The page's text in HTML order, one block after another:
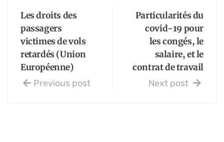
Les droits des
passagers
victimes de vols
retardés (Union
Européenne)
Previous post
Particularités du
covid-19 pour
les congés, le
salaire, et le
contrat de travail
Next post